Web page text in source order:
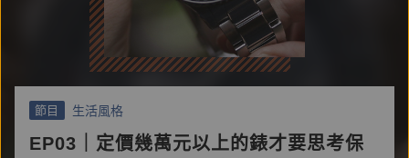
節目 生活風格
EP03｜定價幾萬元以上的錶才要思考保